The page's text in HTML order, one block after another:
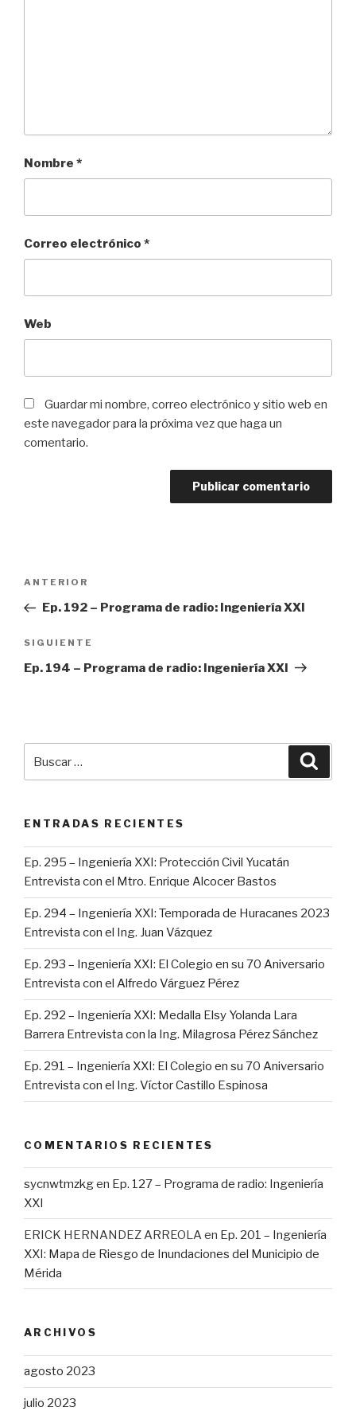
Nombre *
Correo electrónico *
Web
Guardar mi nombre, correo electrónico y sitio web en
este navegador para la próxima vez que haga un
comentario.
Navegación
entradas
Entrada
anterior:
ANTERIOR
Ep. 192 – Programa de radio: Ingeniería XXI
Siguiente
entrada
SIGUIENTE
Ep. 194 – Programa de radio: Ingeniería XXI
ENTRADAS RECIENTES
Ep. 295 – Ingeniería XXI: Protección Civil Yucatán
Entrevista con el Mtro. Enrique Alcocer Bastos
Ep. 294 – Ingeniería XXI: Temporada de Huracanes 2023
Entrevista con el Ing. Juan Vázquez
Ep. 293 – Ingeniería XXI: El Colegio en su 70 Aniversario
Entrevista con el Alfredo Várguez Pérez
Ep. 292 – Ingeniería XXI: Medalla Elsy Yolanda Lara
Barrera Entrevista con la Ing. Milagrosa Pérez Sánchez
Ep. 291 – Ingeniería XXI: El Colegio en su 70 Aniversario
Entrevista con el Ing. Víctor Castillo Espinosa
COMENTARIOS RECIENTES
sycnwtmzkgen Ep. 127 – Programa de radio: Ingeniería
XXI
ERICK HERNANDEZ ARREOLAen Ep. 201 – Ingeniería
XXI: Mapa de Riesgo de Inundaciones del Municipio de
Mérida
ARCHIVOS
agosto 2023
julio 2023